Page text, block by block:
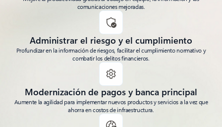
comunicaciones mejoradas.
Administrar el riesgo y el cumplimiento
Profundizar en la información de riesgos, facilitar el cumplimiento normativo y
combatir los delitos financieros.
Modernización de pagos y banca principal
Aumente la agilidad para implementar nuevos productos y servicios a la vez que
ahorra en costos de infraestructura.